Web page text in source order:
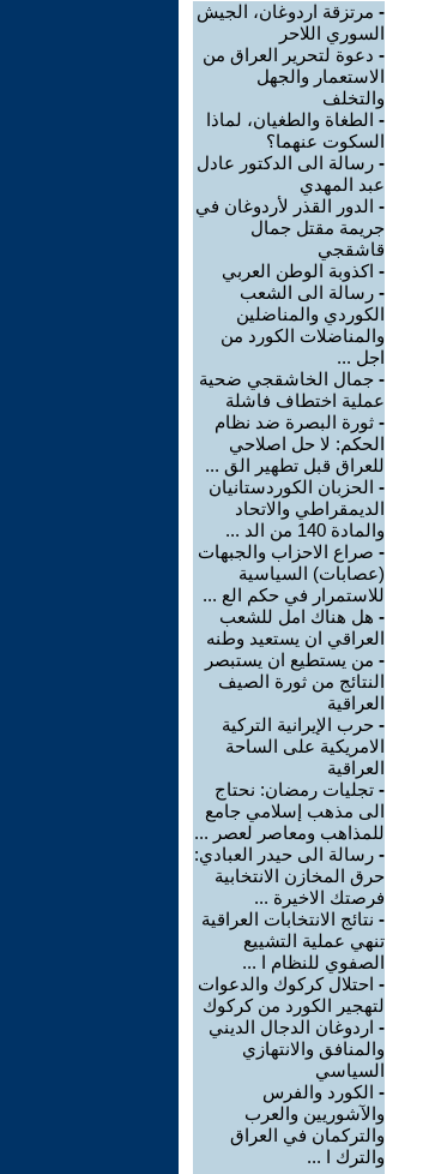
- مرتزقة اردوغان، الجيش
السوري اللاحر
- دعوة لتحرير العراق من
الاستعمار والجهل
والتخلف
- الطغاة والطغيان، لماذا
السكوت عنهما؟
- رسالة الى الدكتور عادل
عبد المهدي
- الدور القذر لأردوغان في
جريمة مقتل جمال
قاشقجي
- اكذوبة الوطن العربي
- رسالة الى الشعب
الكوردي والمناضلين
والمناضلات الكورد من
اجل ...
- جمال الخاشقجي ضحية
عملية اختطاف فاشلة
- ثورة البصرة ضد نظام
الحكم: لا حل اصلاحي
للعراق قبل تطهير الق ...
- الحزبان الكوردستانيان
الديمقراطي والاتحاد
والمادة 140 من الد ...
- صراع الاحزاب والجبهات
(عصابات) السياسية
للاستمرار في حكم الع ...
- هل هناك امل للشعب
العراقي ان يستعيد وطنه
- من يستطيع ان يستبصر
النتائج من ثورة الصيف
العراقية
- حرب الإيرانية التركية
الامريكية على الساحة
العراقية
- تجليات رمضان: نحتاج
الى مذهب إسلامي جامع
للمذاهب ومعاصر لعصر ...
- رسالة الى حيدر العبادي:
حرق المخازن الانتخابية
فرصتك الاخيرة ...
- نتائج الانتخابات العراقية
تنهي عملية التشييع
الصفوي للنظام ا ...
- احتلال كركوك والدعوات
لتهجير الكورد من كركوك
- اردوغان الدجال الديني
والمنافق والانتهازي
السياسي
- الكورد والفرس
والآشوريين والعرب
والتركمان في العراق
والترك ا ...